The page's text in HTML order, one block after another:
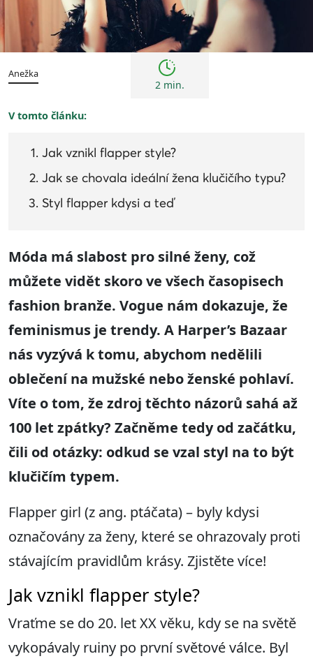
Kultura
Anežka
2 min.
V tomto článku:
Jak vznikl flapper style?
Jak se chovala ideální žena klučičího typu?
Styl flapper kdysi a teď
Móda má slabost pro silné ženy, což
můžete vidět skoro ve všech časopisech
fashion branže. Vogue nám dokazuje, že
feminismus je trendy. A Harper’s Bazaar
nás vyzývá k tomu, abychom nedělili
oblečení na mužské nebo ženské pohlaví.
Víte o tom, že zdroj těchto názorů sahá až
100 let zpátky? Začněme tedy od začátku,
čili od otázky: odkud se vzal styl na to být
klučičím typem.
Flapper girl (z ang. ptáčata) – byly kdysi
označovány za ženy, které se ohrazovaly proti
stávajícím pravidlům krásy. Zjistěte více!
Jak vznikl flapper style?
Vraťme se do 20. let XX věku, kdy se na světě
vykopávaly ruiny po první světové válce. Byl